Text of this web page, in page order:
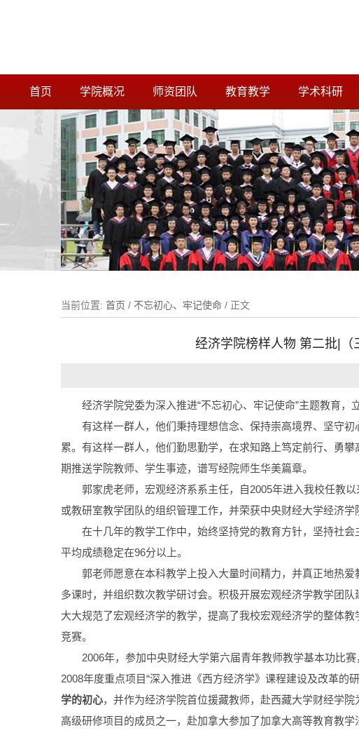
首页 学院概况 师资团队 教育教学 学术科研
当前位置: 首页 / 不忘初心、牢记使命 / 正文
经济学院榜样人物 第二批|
经济学院党委为深入推进“不忘初心、牢记使命”主题教育，
有这样一群人，他们秉持理想信念、保持崇高境界、坚守
累。有这样一群人，他们勤思勤学，在求知路上笃定前行、勇
期推送学院教师、学生事迹，谱写经院师生华美篇章。
郭家虎老师，宏观经济系系主任，自2005年进入我校任教
或教研室教学团队的组织管理工作，并荣获中央财经大学经济学
在十几年的教学工作中，始终坚持党的教育方针，坚持社
平均成绩稳定在96分以上。
郭老师愿意在本科教学上投入大量时间精力，并真正地热
多课时，并组织数次教学研讨会。积极开展宏观经济学教学团
大大规范了宏观经济学的教学，提高了我校宏观经济学的整体
竞赛。
2006年，参加中央财经大学第六届青年教师教学基本功比
2008年度重点项目“深入推进《西方经济学》课程建设及改革的
学的初心，并作为经济学院首位援藏教师，赴西藏大学财经学
高级研修项目的成员之一，赴加拿大参加了加拿大高等教育教